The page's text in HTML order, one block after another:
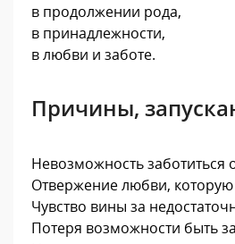
в продолжении рода,
в принадлежности,
в любви и заботе.
Причины,
Невозможность заботиться
Отвержение любви,
Чувство вины за
Потеря возможности быть